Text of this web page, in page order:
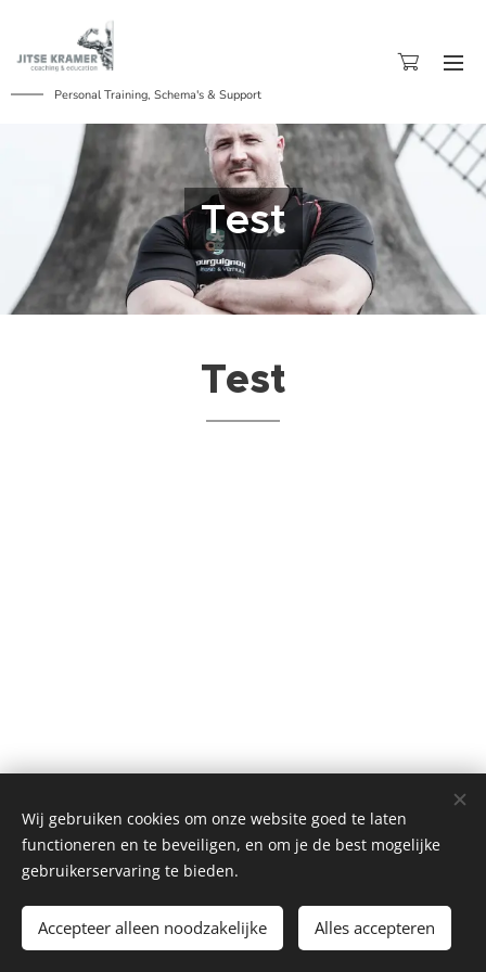
Personal Training, Schema's & Support
Test
Test
Wij gebruiken cookies om onze website goed te laten
functioneren en te beveiligen, en om je de best mogelijke
gebruikerservaring te bieden.
Accepteer alleen noodzakelijke Alles accepteren